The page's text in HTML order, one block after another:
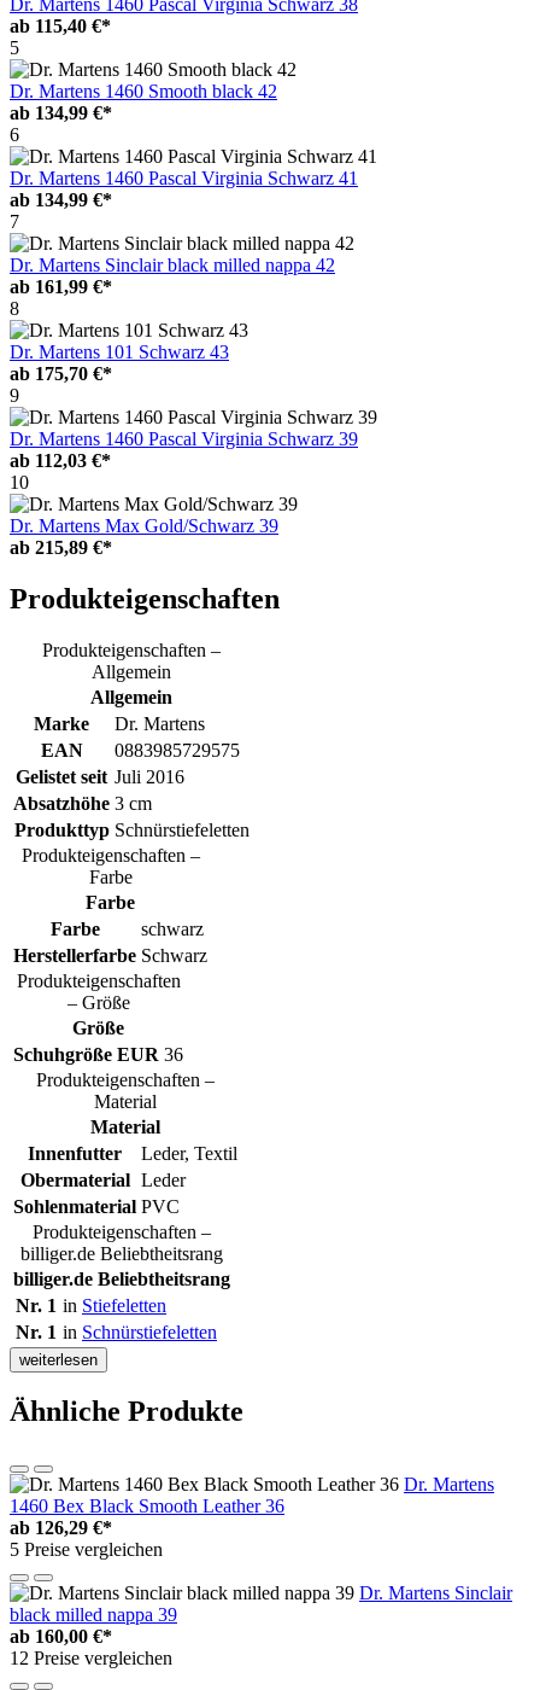
ab 115,40 €*
5
Dr. Martens 1460 Smooth black 42
ab 134,99 €*
6
Dr. Martens 1460 Pascal Virginia Schwarz 41
ab 134,99 €*
7
Dr. Martens Sinclair black milled nappa 42
ab 161,99 €*
8
Dr. Martens 101 Schwarz 43
ab 175,70 €*
9
Dr. Martens 1460 Pascal Virginia Schwarz 39
ab 112,03 €*
10
Dr. Martens Max Gold/Schwarz 39
ab 215,89 €*
Produkteigenschaften
Produkteigenschaften –
Allgemein
Allgemein
Marke
Dr. Martens
EAN
0883985729575
Gelistet seit Juli 2016
Absatzhöhe 3 cm
Produkttyp Schnürstiefeletten
Produkteigenschaften –
Farbe
Farbe
Farbe
schwarz
Herstellerfarbe Schwarz
Produkteigenschaften
– Größe
Größe
Schuhgröße EUR 36
Produkteigenschaften –
Material
Material
Innenfutter
Leder, Textil
Obermaterial Leder
Sohlenmaterial PVC
Produkteigenschaften –
billiger.de Beliebtheitsrang
billiger.de Beliebtheitsrang
Nr. 1 in Stiefeletten
Nr. 1 in Schnürstiefeletten
weiterlesen
Ähnliche Produkte
Dr. Martens
1460 Bex Black Smooth Leather 36
ab 126,29 €*
5 Preise vergleichen
Dr. Martens Sinclair
black milled nappa 39
ab 160,00 €*
12 Preise vergleichen